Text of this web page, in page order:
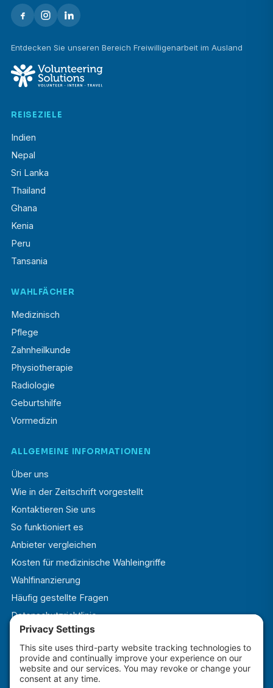
Entdecken Sie unseren Bereich Freiwilligenarbeit im Ausland
REISEZIELE
Indien
Nepal
Sri Lanka
Thailand
Ghana
Kenia
Peru
Tansania
WAHLFÄCHER
Medizinisch
Pflege
Zahnheilkunde
Physiotherapie
Radiologie
Geburtshilfe
Vormedizin
ALLGEMEINE INFORMATIONEN
Über uns
Wie in der Zeitschrift vorgestellt
Kontaktieren Sie uns
So funktioniert es
Anbieter vergleichen
Kosten für medizinische Wahleingriffe
Wahlfinanzierung
Häufig gestellte Fragen
Datenschutzrichtlinie
Allgemeine Geschäftsbedingungen
Cookie-Richtlinie